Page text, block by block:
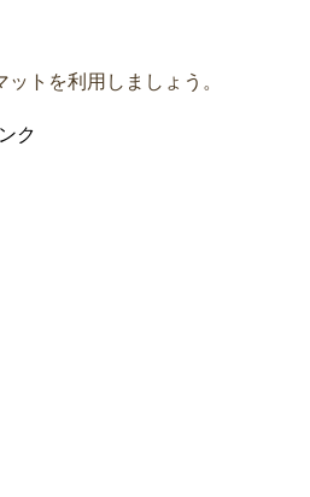
トを利用しましょう。
ク